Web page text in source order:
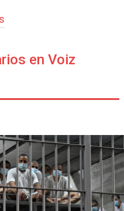
en Voiz